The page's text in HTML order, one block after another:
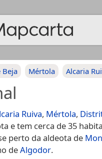
Beja Mértola Alcaria
Ruiva, Mértola,
e tem cerca de 35
perto da aldeota de
deAlgodor.